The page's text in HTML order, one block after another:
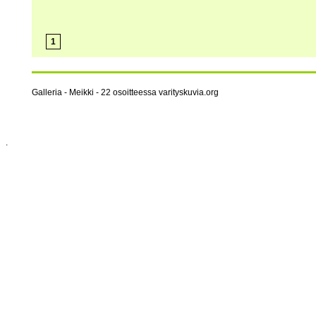
1
Galleria - Meikki - 22 osoitteessa varityskuvia.org
.